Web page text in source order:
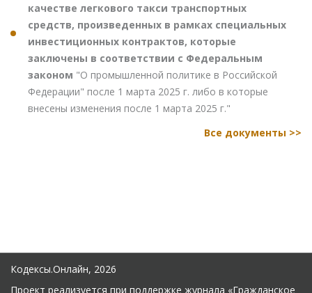
качестве легкового такси транспортных
средств, произведенных в рамках специальных
инвестиционных контрактов, которые
заключены в соответствии с Федеральным
законом "О промышленной политике в Российской
Федерации" после 1 марта 2025 г. либо в которые
внесены изменения после 1 марта 2025 г."
Все документы >>
Кодексы.Онлайн, 2026
Проект реализуется при поддержке журнала «Гражданское